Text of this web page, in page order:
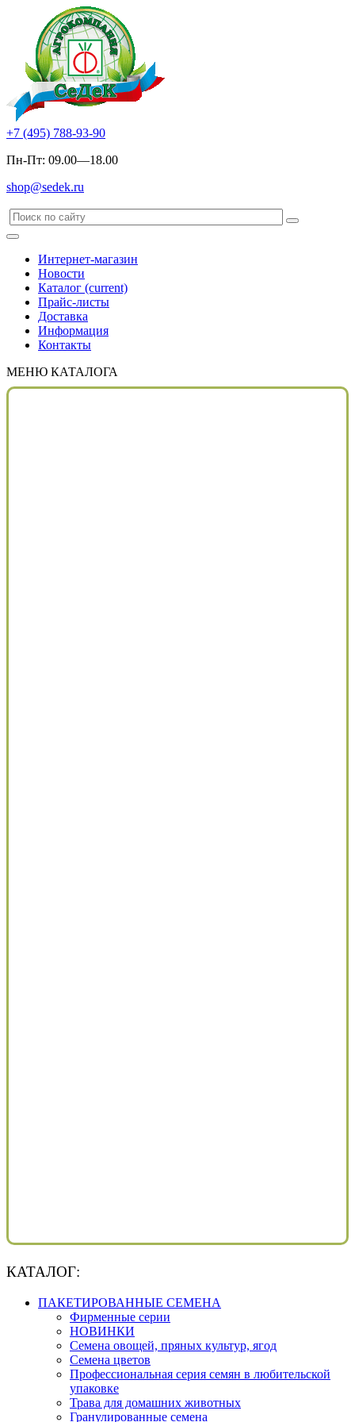
+7 (495) 788-93-90
Пн-Пт: 09.00—18.00
shop@sedek.ru
Интернет-магазин
Новости
Каталог (current)
Прайс-листы
Доставка
Информация
Контакты
МЕНЮ КАТАЛОГА
КАТАЛОГ:
ПАКЕТИРОВАННЫЕ СЕМЕНА
Фирменные серии
НОВИНКИ
Семена овощей, пряных культур, ягод
Семена цветов
Профессиональная серия семян в любительской
упаковке
Трава для домашних животных
Гранулированные семена